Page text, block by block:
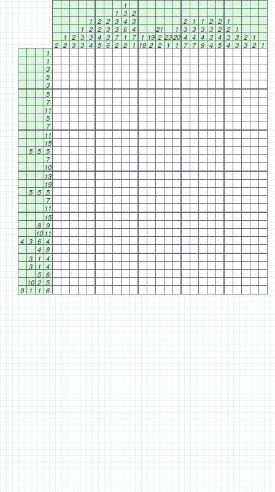
1
1 3 2
1 2 2 3 4 3 2 1 1 2 2
1
1 2 2 3 3 6 4 21 1 3 3 3 3 2 2
1
1 2 3 3 4 3 7 1 7 1 19 2 2320 4 4 4 3 4 3 3 2
1
2 2 3 3 4 5 6 2 2 1 18 2 2 1 1 7 7 9 4 5 4 3 3 2
1
1
1
3
5
3
5
7
11
5
7
11
15
5 5 5
7
10
13
19
5 5 5
7
11
15
8 9
10 11
4 3 6 4
4 8
3
1 4
3
1 4
5 6
10 2 5
9
1 1 6